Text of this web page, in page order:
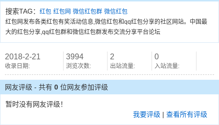
搜索TAG： 红包 红包网 微信红包群 微信红包
红包网发布各类红包有奖活动信息,微信红包和qq红包分享的社区网站。中国最
大的红包分享,qq红包群和微信红包群发布交流分享平台论坛
2018-2-21
收录日期:
3994
浏览次数:
2
出站流量:
0
入站流量:
网友评级 - 共有 0 位网友参加评级
暂时没有网友评级！
我要评级 | 查看所有评级